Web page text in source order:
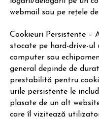
webmail sau pe rețele
Cookieuri Persistente –
stocate pe hard-drive-ul
computer sau
general depinde de
prestabilită pentru
urile persistente le
plasate de un alt
care îl vizitează